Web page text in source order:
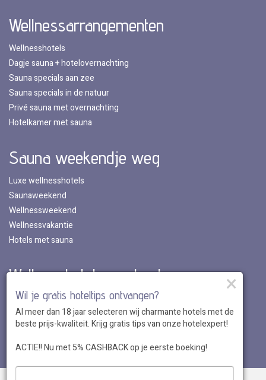
Wellnessarrangementen
Wellnesshotels
Dagje sauna + hotelovernachting
Sauna specials aan zee
Sauna specials in de natuur
Privé sauna met overnachting
Hotelkamer met sauna
Sauna weekendje weg
Luxe wellnesshotels
Saunaweekend
Wellnessweekend
Wellnessvakantie
Hotels met sauna
Wellnesshotels per land
Wellnesshotels in Nederland
Wellnesshotels in Belgie
Wellnesshotels in Luxemburg
Wellnesshotels in Duitsland
×
Wil je gratis hoteltips ontvangen?
Al meer dan 18 jaar selecteren wij charmante hotels met de
beste prijs-kwaliteit. Krijg gratis tips van onze hotelexpert!
ACTIE!! Nu met 5% CASHBACK op je eerste boeking!